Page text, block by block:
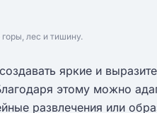
лес и тишину.
яркие и
этому можно
развлечения или